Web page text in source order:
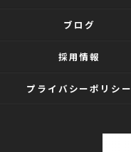
ブログ
採用情報
プライバシーポリシー